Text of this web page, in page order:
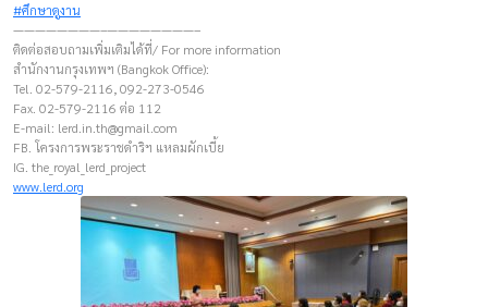
#ศึกษาดูงาน
————————–————————–
ติดต่อสอบถามเพิ่มเติมได้ที่/ For more information
สำนักงานกรุงเทพฯ (Bangkok Office):
Tel. 02-579-2116, 092-273-0546
Fax. 02-579-2116 ต่อ 112
E-mail: lerd.in.th@gmail.com
FB. โครงการพระราชดำริฯ แหลมผักเบี้ย
IG. the_royal_lerd_project
www.lerd.org